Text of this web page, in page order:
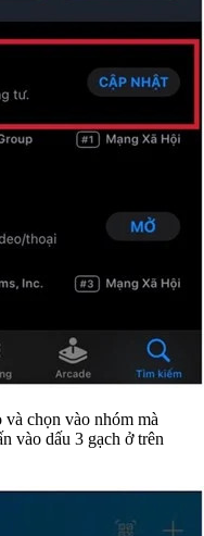
và chọn vào nhóm mà
vào dấu 3 gạch ở trên